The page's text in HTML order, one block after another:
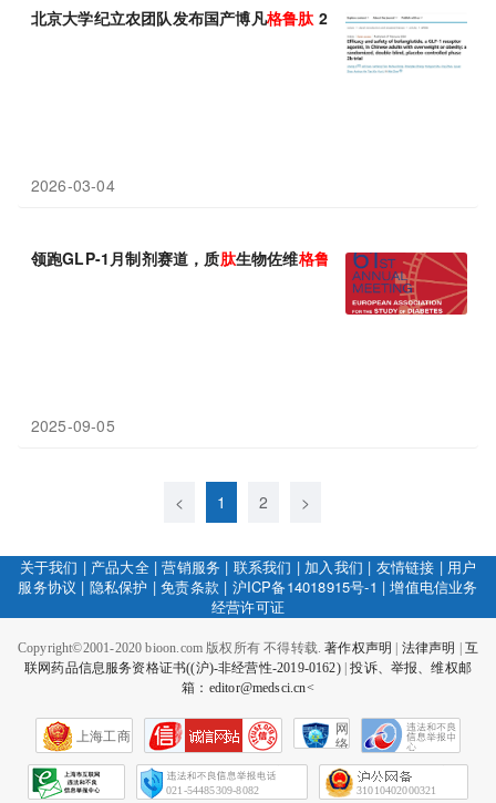
北京大学纪立农团队发布国产博凡格鲁肽 2b 期研究：减重效果显
2026-03-04
领跑GLP-1月制剂赛道，质肽生物佐维格鲁 肽重磅Ⅱ期数据即将亮
2025-09-05
< 1 2 >
关于我们 | 产品大全|营销服务 | 联系我们 | 加入我们 | 友情链接 | 用户
服务协议 | 隐私保护 |免责条款 | 沪ICP备14018915号-1 |增值电信业务
经营许可证
Copyright©2001-2020 bioon.com 版权所有 不得转载.著作权声明 法律声明
互
联网药品信息服务资格证书((沪)-非经营性-2019-0162)|投诉、举报、维权邮
箱：editor@medsci.cn<
上海工商
网
络
会
征
021-54485309-8082 31010402000321